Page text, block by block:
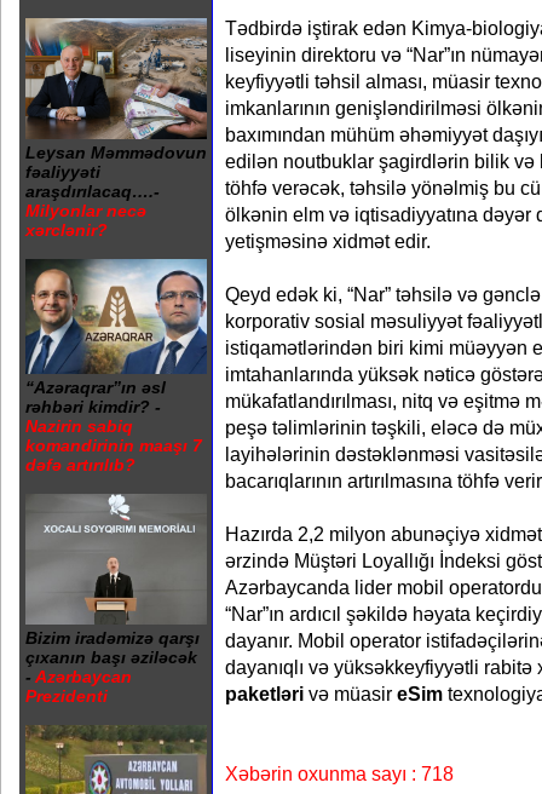
Leysan Məmmədovun
fəaliyyəti
araşdırılacaq….-
Milyonlar necə
xərclənir?
“Azəraqrar”ın əsl
rəhbəri kimdir? -
Nazirin sabiq
komandirinin maaşı 7
dəfə artırılıb?
Bizim iradəmizə qarşı
çıxanın başı əziləcək
- Azərbaycan
Prezidenti
Tədbirdə iştirak edən Kimya-
liseyinin direktoru və “Nar”ın
keyfiyyətli təhsil alması, müasir
imkanlarının genişləndirilməsi
baxımından mühüm əhəmiyyət
edilən noutbuklar şagirdlərin bilik və
töhfə verəcək, təhsilə yönəlmiş bu
ölkənin elm və iqtisadiyyatına dəyər
yetişməsinə xidmət edir.
Qeyd edək ki, “Nar” təhsilə və
korporativ sosial məsuliyyət
istiqamətlərindən biri kimi müəyyən
imtahanlarında yüksək nəticə
mükafatlandırılması, nitq və eşitmə
peşə təlimlərinin təşkili, eləcə də
layihələrinin dəstəklənməsi
bacarıqlarının artırılmasına töhfə
Hazırda 2,2 milyon abunəçiyə
ərzində Müştəri Loyallığı İndeksi
Azərbaycanda lider mobil
“Nar”ın ardıcıl şəkildə həyata
dayanır. Mobil operator
dayanıqlı və yüksəkkeyfiyyətli
paketləri və müasir eSim
Xəbərin oxunma sayı : 718